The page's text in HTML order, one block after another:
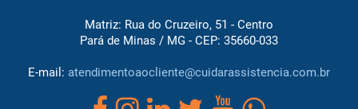
Matriz: Rua do Cruzeiro, 51 - Centro
Pará de Minas / MG - CEP: 35660-033
E-mail: atendimentoaocliente@cuidarassistencia.com.br